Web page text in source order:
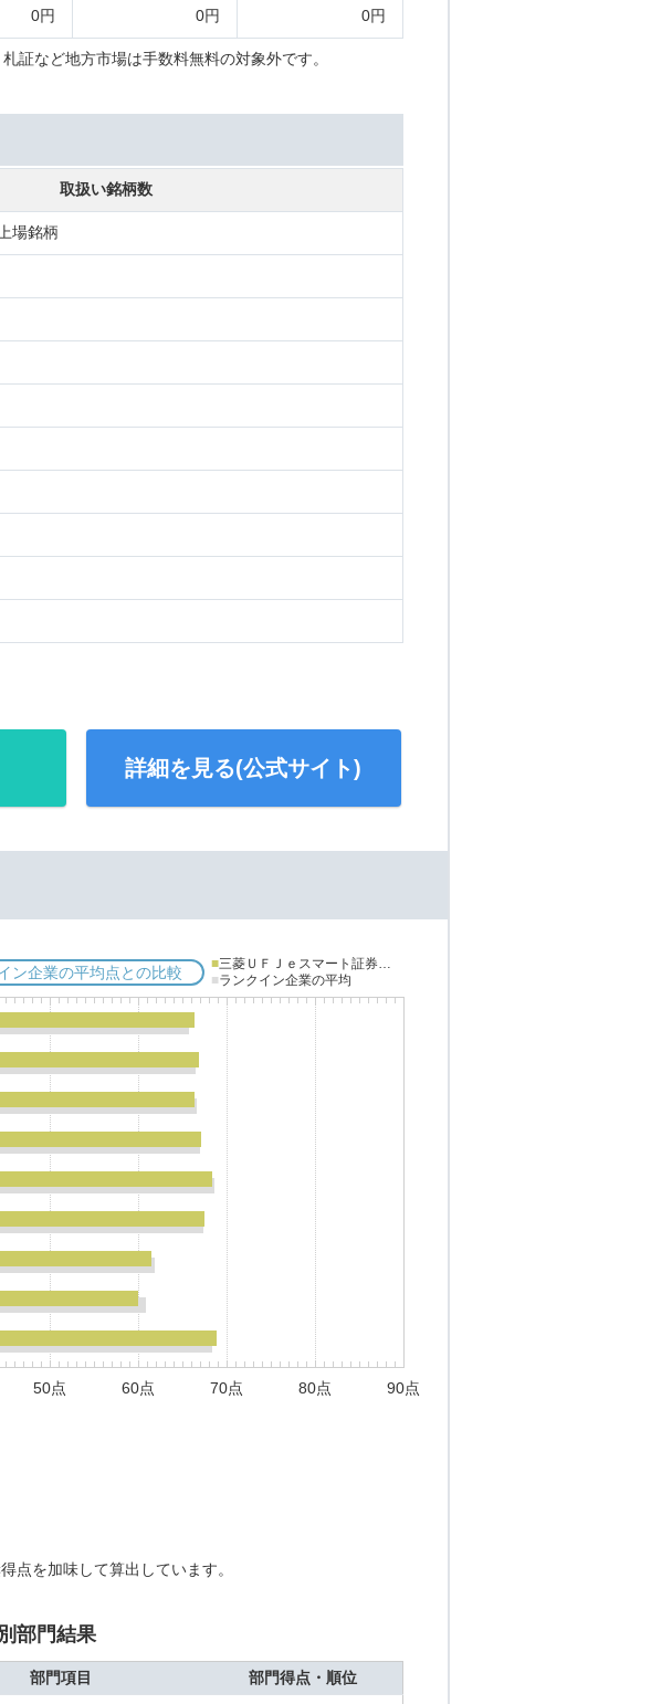
0円 0円 0円
証など地方市場は手数料無料の対象外です。
取扱い銘柄数
場銘柄
詳細を見る(公式サイト)
ン企業の平均点との比較 ■三菱ＵＦＪｅスマート証券（旧：auカブコム証券）
■ランクイン企業の平均
50点 60点 70点 80点 90点
点を加味して算出しています。
部門結果
部門項目 部門得点・順位